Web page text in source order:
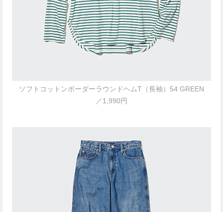
ソフトコットンボーダーラウンドヘムT（長袖）54 GREEN
／1,990円